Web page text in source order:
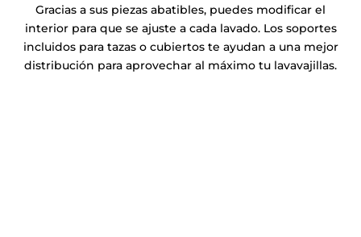
Gracias a sus piezas abatibles, puedes modificar el
interior para que se ajuste a cada lavado. Los soportes
incluidos para tazas o cubiertos te ayudan a una mejor
distribución para aprovechar al máximo tu lavavajillas.